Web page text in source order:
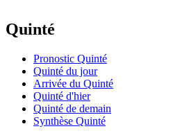
Quinté
Pronostic Quinté
Quinté du jour
Arrivée du Quinté
Quinté d'hier
Quinté de demain
Synthèse Quinté